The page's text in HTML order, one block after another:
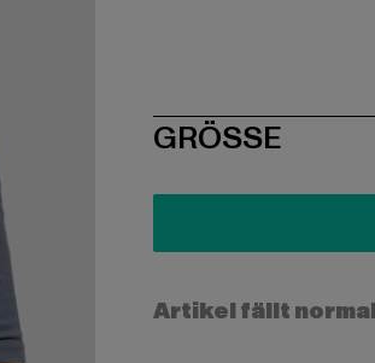
SIZE
GRÖSSE
Artikel fällt